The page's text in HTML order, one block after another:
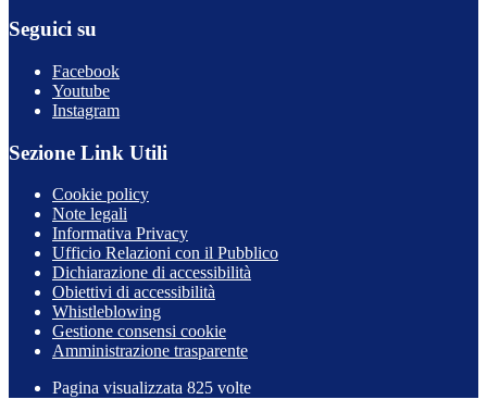
Seguici su
Facebook
Youtube
Instagram
Sezione Link Utili
Cookie policy
Note legali
Informativa Privacy
Ufficio Relazioni con il Pubblico
Dichiarazione di accessibilità
Obiettivi di accessibilità
Whistleblowing
Gestione consensi cookie
Amministrazione trasparente
Pagina visualizzata 825 volte